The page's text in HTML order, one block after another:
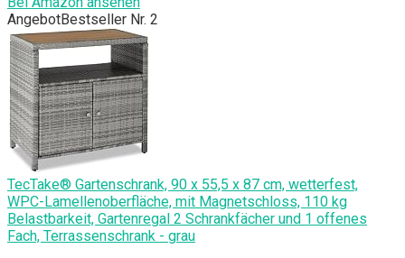
AngebotBestseller Nr. 2
TecTake® Gartenschrank, 90 x 55,5 x 87 cm, wetterfest,
WPC-Lamellenoberfläche, mit Magnetschloss, 110 kg
Belastbarkeit, Gartenregal 2 Schrankfächer und 1 offenes
Fach, Terrassenschrank - grau